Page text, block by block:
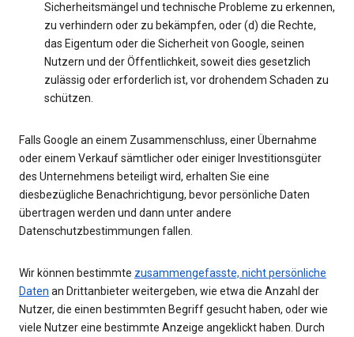
Sicherheitsmängel und technische Probleme zu erkennen,
zu verhindern oder zu bekämpfen, oder (d) die Rechte,
das Eigentum oder die Sicherheit von Google, seinen
Nutzern und der Öffentlichkeit, soweit dies gesetzlich
zulässig oder erforderlich ist, vor drohendem Schaden zu
schützen.
Falls Google an einem Zusammenschluss, einer Übernahme
oder einem Verkauf sämtlicher oder einiger Investitionsgüter
des Unternehmens beteiligt wird, erhalten Sie eine
diesbezügliche Benachrichtigung, bevor persönliche Daten
übertragen werden und dann unter andere
Datenschutzbestimmungen fallen.
Wir können bestimmte zusammengefasste, nicht persönliche
Daten an Drittanbieter weitergeben, wie etwa die Anzahl der
Nutzer, die einen bestimmten Begriff gesucht haben, oder wie
viele Nutzer eine bestimmte Anzeige angeklickt haben. Durch